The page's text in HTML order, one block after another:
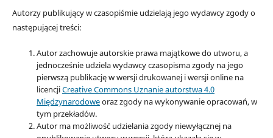
Autorzy publikujący w czasopiśmie udzielają jego wydawcy zgody o
następującej treści:
Autor zachowuje autorskie prawa majątkowe do utworu, a
jednocześnie udziela wydawcy czasopisma zgody na jego
pierwszą publikację w wersji drukowanej i wersji online na
licencjiCreative Commons Uznanie autorstwa 4.0
Międzynarodoweoraz zgody na wykonywanie opracowań, w
tym przekładów.
Autor ma możliwość udzielania zgody niewyłącznej na